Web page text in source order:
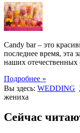
Candy bar – это
последнее время, эта
наших отечественных
Подробнее »
Вы здесь: WEDDING
жениха
Сейчас